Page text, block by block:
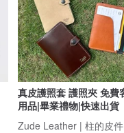
真皮護照套 護照夾 免費客製化 /旅行
用品|畢業禮物|快速出貨
Zude Leather | 柱的皮件